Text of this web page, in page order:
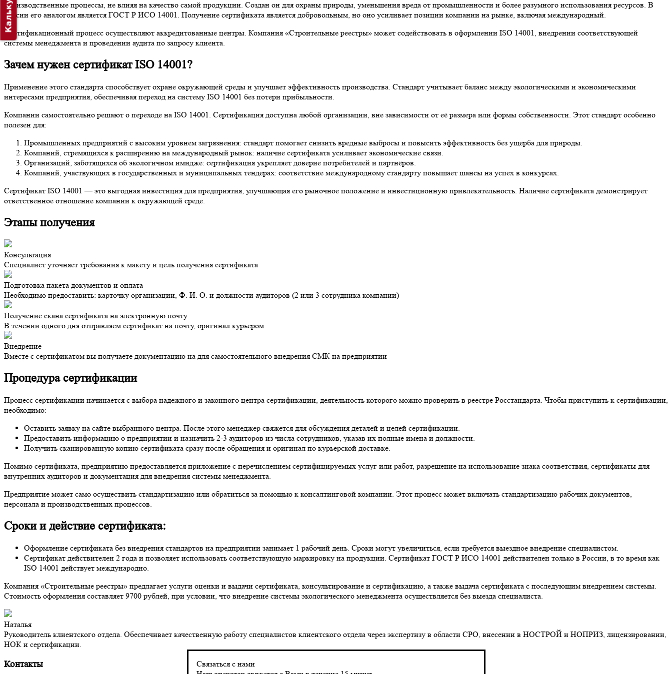
производственные процессы, не влияя на качество самой продукции. Создан он для охраны природы, уменьшения вреда от промышленности и более разумного использования ресурсов. В
России его аналогом является ГОСТ Р ИСО 14001. Получение сертификата является добровольным, но оно усиливает позиции компании на рынке, включая международный.
Сертификационный процесс осуществляют аккредитованные центры. Компания «Строительные реестры» может содействовать в оформлении ISO 14001, внедрении соответствующей
системы менеджмента и проведении аудита по запросу клиента.
Зачем нужен сертификат ISO 14001?
Применение этого стандарта способствует охране окружающей среды и улучшает эффективность производства. Стандарт учитывает баланс между экологическими и экономическими
интересами предприятия, обеспечивая переход на систему ISO 14001 без потери прибыльности.
Компании самостоятельно решают о переходе на ISO 14001. Сертификация доступна любой организации, вне зависимости от её размера или формы собственности. Этот стандарт особенно
полезен для:
Промышленных предприятий с высоким уровнем загрязнения: стандарт помогает снизить вредные выбросы и повысить эффективность без ущерба для природы.
Компаний, стремящихся к расширению на международный рынок: наличие сертификата усиливает экономические связи.
Организаций, заботящихся об экологичном имидже: сертификация укрепляет доверие потребителей и партнёров.
Компаний, участвующих в государственных и муниципальных тендерах: соответствие международному стандарту повышает шансы на успех в конкурсах.
Сертификат ISO 14001 — это выгодная инвестиция для предприятия, улучшающая его рыночное положение и инвестиционную привлекательность. Наличие сертификата демонстрирует
ответственное отношение компании к окружающей среде.
Этапы получения
Консультация
Специалист уточняет требования к макету и цель получения сертификата
Подготовка пакета документов и оплата
Необходимо предоставить: карточку организации, Ф. И. О. и должности аудиторов (2 или 3 сотрудника компании)
Получение скана сертификата на электронную почту
В течении одного дня отправляем сертификат на почту, оригинал курьером
Внедрение
Вместе с сертификатом вы получаете документацию на для самостоятельного внедрения СМК на предприятии
Процедура сертификации
Процесс сертификации начинается с выбора надежного и законного центра сертификации, деятельность которого можно проверить в реестре Росстандарта. Чтобы приступить к сертификации,
необходимо:
Оставить заявку на сайте выбранного центра. После этого менеджер свяжется для обсуждения деталей и целей сертификации.
Предоставить информацию о предприятии и назначить 2-3 аудиторов из числа сотрудников, указав их полные имена и должности.
Получить сканированную копию сертификата сразу после обращения и оригинал по курьерской доставке.
Помимо сертификата, предприятию предоставляется приложение с перечислением сертифицируемых услуг или работ, разрешение на использование знака соответствия, сертификаты для
внутренних аудиторов и документация для внедрения системы менеджмента.
Предприятие может само осуществить стандартизацию или обратиться за помощью к консалтинговой компании. Этот процесс может включать стандартизацию рабочих документов,
персонала и производственных процессов.
Сроки и действие сертификата:
Оформление сертификата без внедрения стандартов на предприятии занимает 1 рабочий день. Сроки могут увеличиться, если требуется выездное внедрение специалистом.
Сертификат действителен 2 года и позволяет использовать соответствующую маркировку на продукции. Сертификат ГОСТ Р ИСО 14001 действителен только в России, в то время как
ISO 14001 действует международно.
Компания «Строительные реестры» предлагает услуги оценки и выдачи сертификата, консультирование и сертификацию, а также выдача сертификата с последующим внедрением системы.
Стоимость оформления составляет 9700 рублей, при условии, что внедрение системы экологического менеджмента осуществляется без выезда специалиста.
Наталья
Руководитель клиентского отдела. Обеспечивает качественную работу специалистов клиентского отдела через экспертизу в области СРО, внесении в НОСТРОЙ и НОПРИЗ, лицензировании,
НОК и сертификации.
Связаться с нами
Контакты